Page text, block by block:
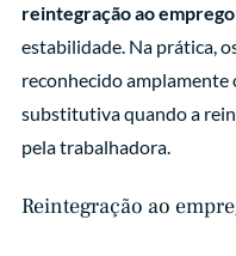
reintegração ao emprego
estabilidade. Na prática,
reconhecido amplamente
substitutiva quando a
pela trabalhadora.
Reintegração ao